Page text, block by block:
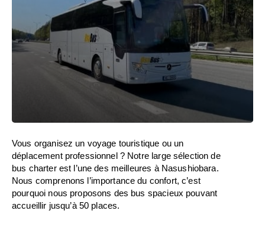
Vous organisez un voyage touristique ou un
déplacement professionnel ? Notre large sélection de
bus charter est l’une des meilleures à Nasushiobara.
Nous comprenons l’importance du confort, c’est
pourquoi nous proposons des bus spacieux pouvant
accueillir jusqu’à 50 places.